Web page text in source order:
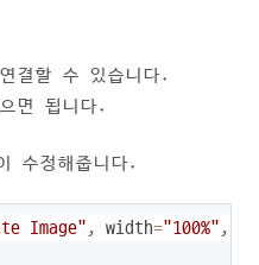
결할 수 있습니다.
면 됩니다.
수정해줍니다.
Image" , width="100%" ,
Copy